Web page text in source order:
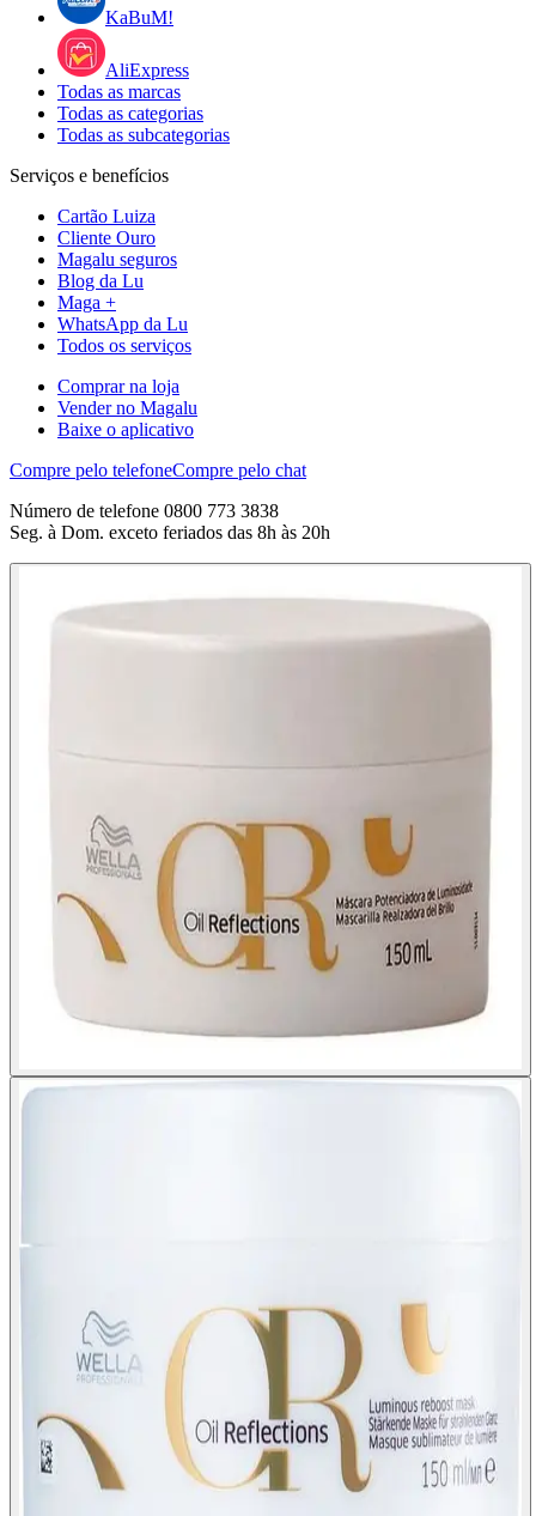
KaBuM!
AliExpress
Todas as marcas
Todas as categorias
Todas as subcategorias
Serviços e benefícios
Cartão Luiza
Cliente Ouro
Magalu seguros
Blog da Lu
Maga +
WhatsApp da Lu
Todos os serviços
Comprar na loja
Vender no Magalu
Baixe o aplicativo
Compre pelo telefoneCompre pelo chat
Número de telefone 0800 773 3838
Seg. à Dom. exceto feriados das 8h às 20h